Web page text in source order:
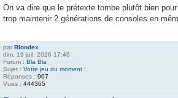
On va dire que le prétexte tombe plutôt bien
trop maintenir 2 générations de consoles en
par Blondex
dim. 19 juil. 2026 17:46
Forum : Bla Bla
Sujet : Votre jeu du moment !
Réponses : 907
Vues : 444365